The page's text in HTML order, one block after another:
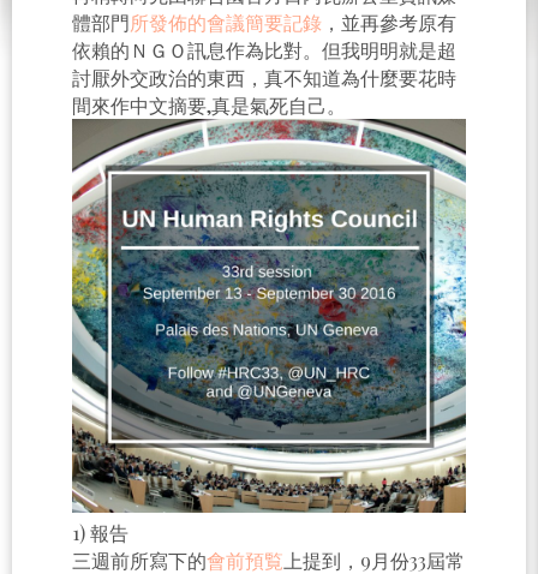
體部門所發佈的會議簡要記錄 ，並再參考原有
依賴的ＮＧＯ訊息作為比對。但我明明就是超
討厭外交政治的東西，真不知道為什麼要花時
間來作中文摘要,真是氣死自己。
1) 報告
三週前所寫下的會前預覧 上提到，9月份33屆常